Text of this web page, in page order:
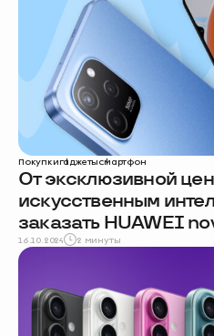
Покупкигаджетысмартфон
От эксклюзивной
искусственным
заказать HUAWEI
16.10.2024 2 минуты